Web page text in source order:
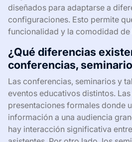
diseñados para adaptarse a
configuraciones. Esto permite
funcionalidad y la comodidad
¿Qué diferencias
conferencias,
Las conferencias, seminarios y
eventos educativos distintos.
presentaciones formales donde
información a una audiencia
hay interacción significativa